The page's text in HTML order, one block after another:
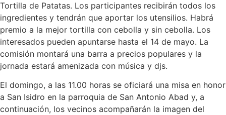
Tortilla de Patatas. Los participantes recibirán todos los
ingredientes y tendrán que aportar los utensilios. Habrá
premio a la mejor tortilla con cebolla y sin cebolla. Los
interesados pueden apuntarse hasta el 14 de mayo. La
comisión montará una barra a precios populares y la
jornada estará amenizada con música y djs.
El domingo, a las 11.00 horas se oficiará una misa en honor
a San Isidro en la parroquia de San Antonio Abad y, a
continuación, los vecinos acompañarán la imagen del